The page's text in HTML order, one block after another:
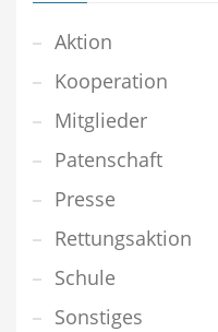
Aktion
Kooperation
Mitglieder
Patenschaft
Presse
Rettungsaktion
Schule
Sonstiges